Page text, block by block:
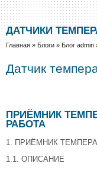
Перейти к основному
Skip to search
ДАТЧИКИ
Вы здесь
Главная » Блоги » Блог admin
Датчик
ПРИЁМНИК
РАБОТА
1. ПРИЁМНИК
1.1. ОПИСАНИЕ